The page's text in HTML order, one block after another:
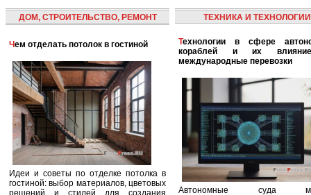
ДОМ, СТРОИТЕЛЬСТВО, РЕМОНТ
Чем отделать потолок в гостиной
Идеи и советы по отделке потолка в
гостиной: выбор материалов, цветовых
решений и стилей для создания
ТЕХНИКА И ТЕХНОЛОГИИ
Технологии в сфере автономных
кораблей и их
международные перевозки
Автономные суда